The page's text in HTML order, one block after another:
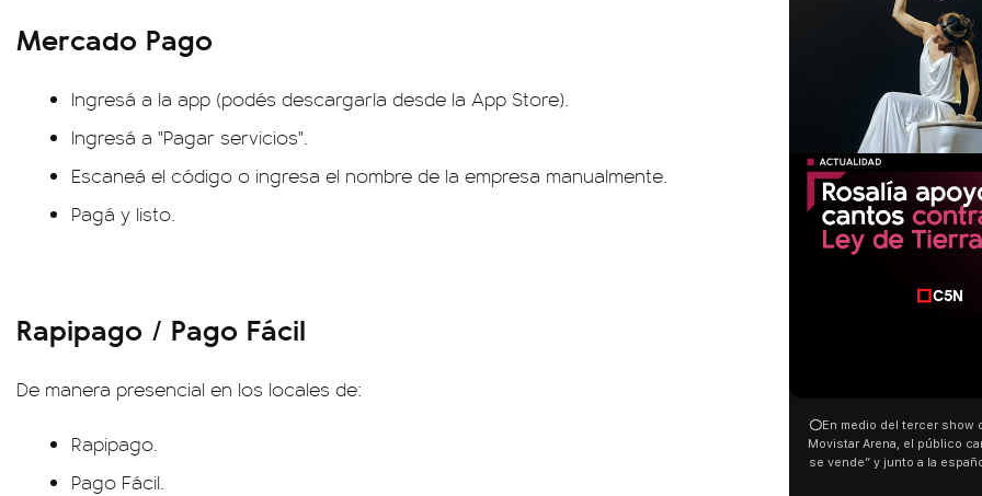
Mercado Pago
Ingresá a la app (podés descargarla desde la App Store).
Ingresá a "Pagar servicios".
Escaneá el código o ingresa el nombre de la empresa manualmente.
Pagá y listo.
Rapipago / Pago Fácil
De manera presencial en los locales de:
Rapipago.
Pago Fácil.
⭕En medio del tercer show
Movistar Arena, el público
se vende” y junto a la